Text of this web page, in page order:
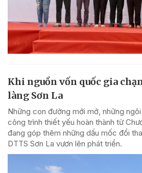
Khi nguồn vốn quốc gia
làng Sơn La
Những con đường mới mở, những
công trình thiết yếu hoàn thành từ
đang góp thêm những dấu mốc đổi
DTTS Sơn La vươn lên phát triển.